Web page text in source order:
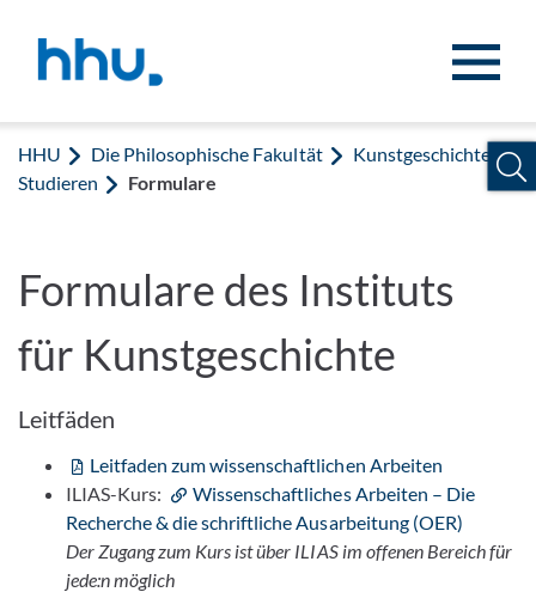
HHU Die Philosophische Fakultät
Kunstgeschichte
Studieren
Formulare
Formulare des Instituts
für Kunstgeschichte
Leitfäden
Leitfaden zum wissenschaftlichen Arbeiten
ILIAS-Kurs:
Wissenschaftliches Arbeiten – Die
Recherche & die schriftliche Ausarbeitung (OER)
Der Zugang zum Kurs ist über ILIAS im offenen Bereich für
jede:n möglich